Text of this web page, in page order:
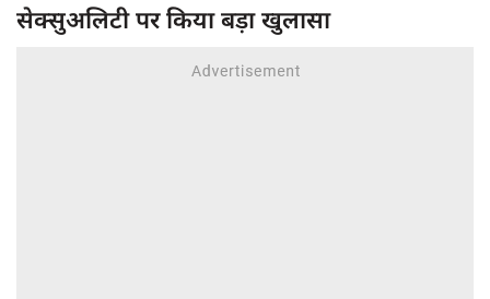
सेक्सुअलिटी पर किया बड़ा खुलासा